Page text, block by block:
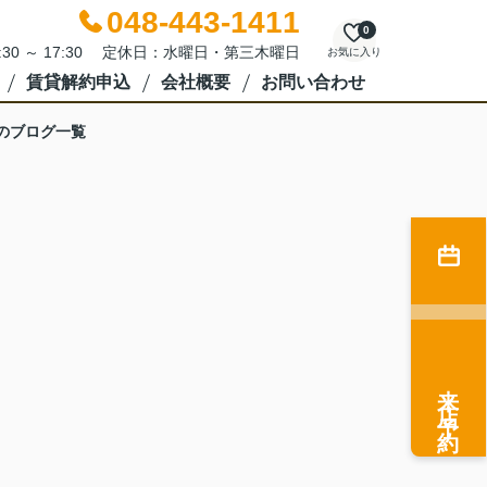
048-443-1411
～ 17:30 定休日：水曜日・第三木曜日 お気に入り
0
賃貸解約申込 会社概要 お問い合わせ
ブログ一覧
来店予約